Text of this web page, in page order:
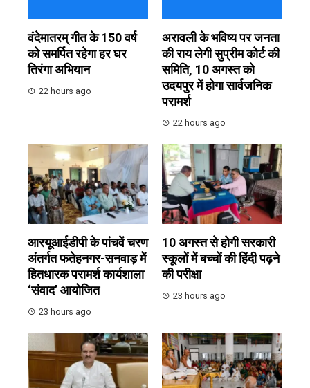
वंदेमातरम् गीत के 150 वर्ष
को समर्पित रहेगा हर घर
तिरंगा अभियान
22 hours ago
अरावली के भविष्य पर जनता
की राय लेगी सुप्रीम कोर्ट की
समिति, 10 अगस्त को
उदयपुर में होगा सार्वजनिक
परामर्श
22 hours ago
आरयूआईडीपी के पांचवें चरण
अंतर्गत फतेहनगर-सनवाड़ में
हितधारक परामर्श कार्यशाला
‘संवाद’ आयोजित
23 hours ago
10 अगस्त से होगी सरकारी
स्कूलों में बच्चों की हिंदी पढ़ने
की परीक्षा
23 hours ago